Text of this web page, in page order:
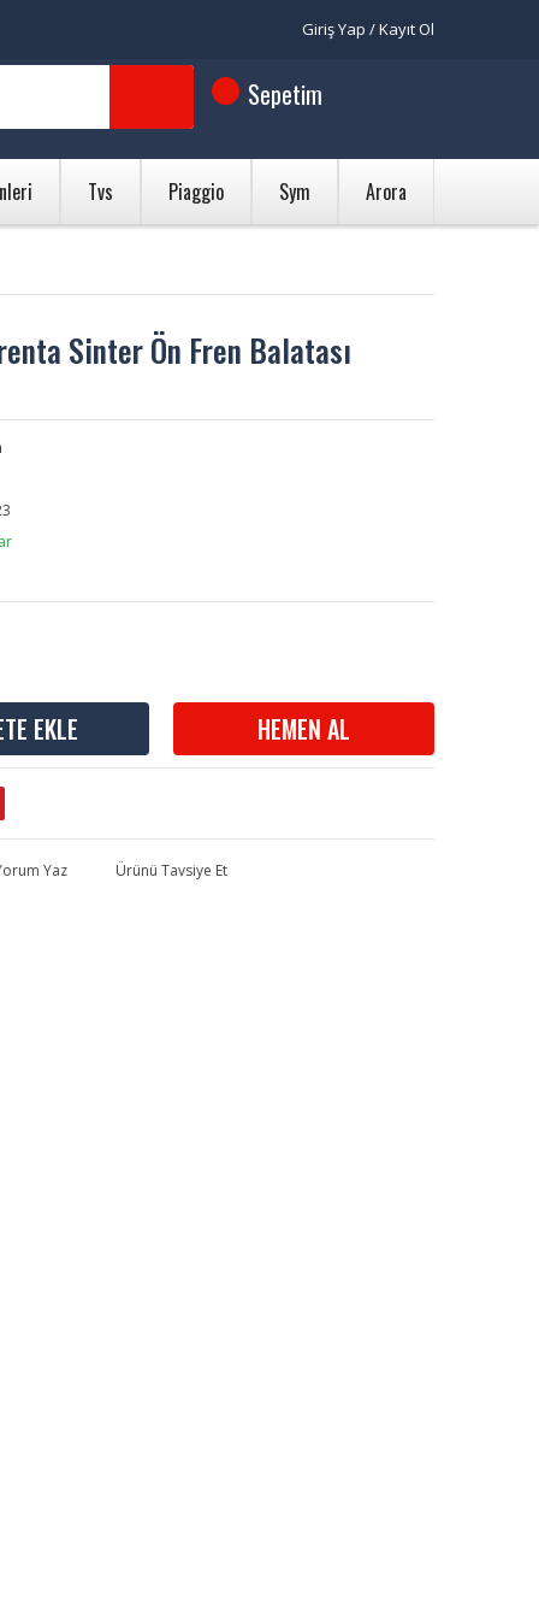
Giriş Yap / Kayıt Ol
Sepetim
Tvs Piaggio Sym Arora
Sinter Ön Fren Balatası
EKLE HEMEN AL
Yaz Ürünü Tavsiye Et